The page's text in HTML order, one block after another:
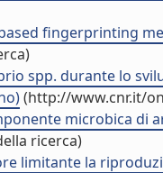
fingerprinting
spp. durante lo
(http://www.cnr.it/
microbica di
ricerca)
limitante la